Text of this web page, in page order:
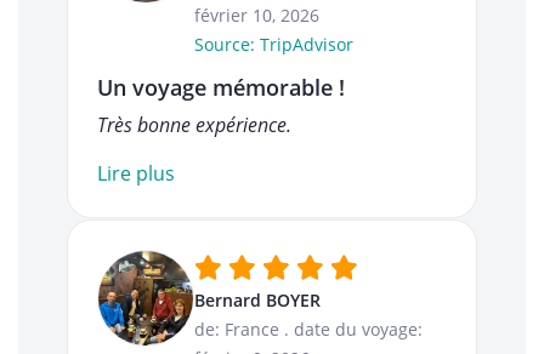
février 10, 2026
Source: TripAdvisor
Un voyage mémorable !
Très bonne expérience.
Lire plus
Bernard BOYER
de: France . date du voyage: